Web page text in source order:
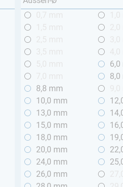
6,0
8,0
8,8 mm
10,0 mm
13,0 mm
15,0 mm
18,0 mm
20,0 mm
24,0 mm
26,0 mm